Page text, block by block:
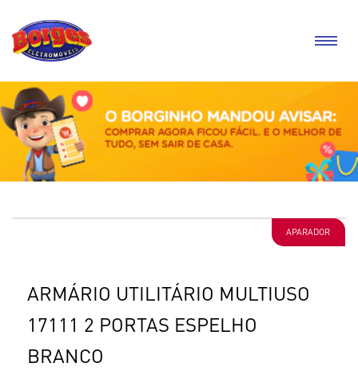
APARADOR
ARMÁRIO UTILITÁRIO MULTIUSO
17111 2 PORTAS ESPELHO
BRANCO